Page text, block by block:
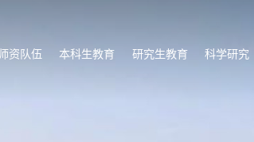
资队伍 本科生教育 研究生教育 科学研究